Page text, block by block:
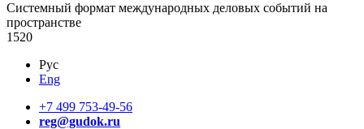
Cистемный формат международных деловых событий на
пространстве
1520
Рус
Eng
+7 499 753-49-56
reg@gudok.ru